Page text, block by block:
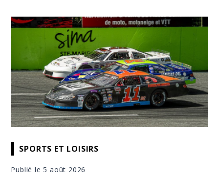
SPORTS ET LOISIRS
Publié le 5 août 2026